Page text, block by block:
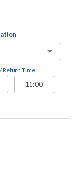
Return Time